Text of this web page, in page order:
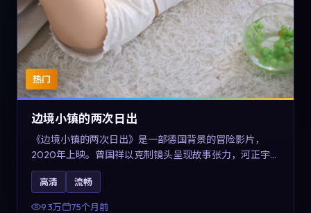
热门
边境小镇的两次日出
《边境小镇的两次日出》是一部德国背景的冒险影片，
2020年上映。曾国祥以克制镜头呈现故事张力，河正宇、
孙俪与任素汐的对手戏可圈可点。剧情层面在战争余波中
刻画小人物的尊严与信念，对关注导演风格与演员阵容的
观众具有检索与收藏价值。
高清 流畅
9.3万 75个月前